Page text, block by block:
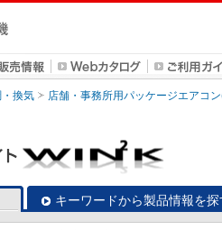
換気 店舗・事務所用パッケージエアコ
キーワードから製品情報を探